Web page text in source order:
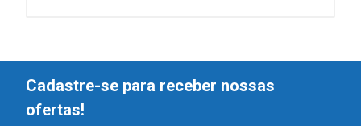
Cadastre-se para receber nossas
ofertas!